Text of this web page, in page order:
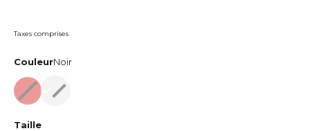
Taxes comprises
CouleurNoir
Rouge Noir
Taille